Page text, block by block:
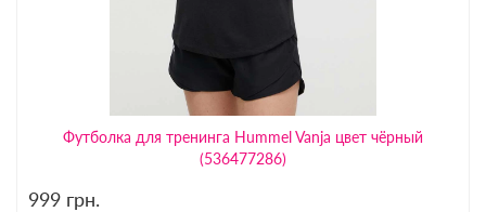
Футболка для тренинга Hummel Vanja цвет чёрный
(536477286)
999 грн.